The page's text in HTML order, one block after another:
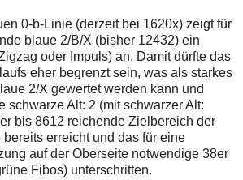
0-b-Linie (derzeit bei 1620x) zeigt für
blaue 2/B/X (bisher 12432) ein
oder Impuls) an. Damit dürfte das
eher begrenzt sein, was als starkes
2/X gewertet werden kann und
schwarze Alt: 2 (mit schwarzer Alt:
bis 8612 reichende Zielbereich der
erreicht und das für eine
auf der Oberseite notwendige 38er
Fibos) unterschritten.